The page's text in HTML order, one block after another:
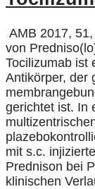
AMB 2017,
von
Tocilizumab ist
Antikörper, der
gerichtet ist. In
mit s.c.
Prednison bei
klinischen